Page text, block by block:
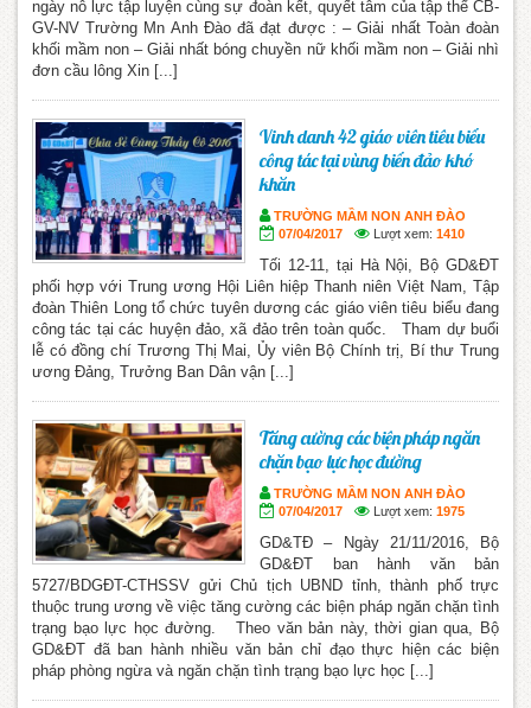
ngày nỗ lực tập luyện cùng sự đoàn kết, quyết tâm của tập thể CB-
GV-NV Trường Mn Anh Đào đã đạt được : – Giải nhất Toàn đoàn
khối mầm non – Giải nhất bóng chuyền nữ khối mầm non – Giải nhì
đơn cầu lông Xin [...]
Vinh danh 42 giáo viên tiêu biểu
công tác tại vùng biển đảo khó
khăn
TRƯỜNG MẦM NON ANH ĐÀO
07/04/2017
Lượt xem: 1410
Tối 12-11, tại Hà Nội, Bộ GD&ĐT
phối hợp với Trung ương Hội Liên hiệp Thanh niên Việt Nam, Tập
đoàn Thiên Long tổ chức tuyên dương các giáo viên tiêu biểu đang
công tác tại các huyện đảo, xã đảo trên toàn quốc. Tham dự buổi
lễ có đồng chí Trương Thị Mai, Ủy viên Bộ Chính trị, Bí thư Trung
ương Đảng, Trưởng Ban Dân vận [...]
Tăng cường các biện pháp ngăn
chặn bạo lực học đường
TRƯỜNG MẦM NON ANH ĐÀO
07/04/2017
Lượt xem: 1975
GD&TĐ – Ngày 21/11/2016, Bộ
GD&ĐT ban hành văn bản
5727/BDGĐT-CTHSSV gửi Chủ tịch UBND tỉnh, thành phố trực
thuộc trung ương về việc tăng cường các biện pháp ngăn chặn tình
trạng bạo lực học đường. Theo văn bản này, thời gian qua, Bộ
GD&ĐT đã ban hành nhiều văn bản chỉ đạo thực hiện các biện
pháp phòng ngừa và ngăn chặn tình trạng bạo lực học [...]